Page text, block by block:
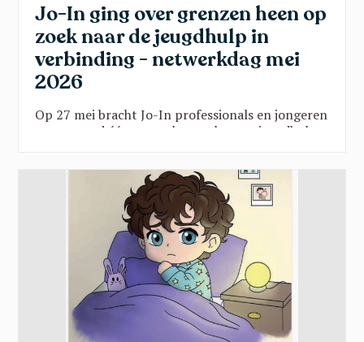
Jo-In ging over grenzen heen op
zoek naar de jeugdhulp in
verbinding - netwerkdag mei
2026
Op 27 mei bracht Jo-In professionals en jongeren
samen rond één vraag: hoe maken we jeugdhulp
doorbreek verkokering, geef jongeren een stem
en zet hun talenten centraal. Een inspirerende
namiddag vol scherpe inzichten en hoopvolle
perspectieven.